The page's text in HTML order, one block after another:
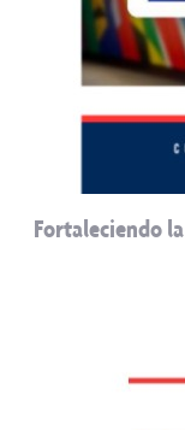
Fortaleciendo